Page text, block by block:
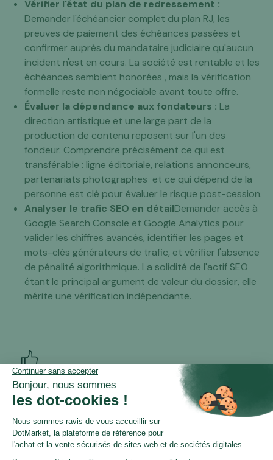
Vérifier l'état du plan de redressement :
Demander l'échéancier complet du plan RJ, les
preuves de paiement des échéances passées et
confirmer auprès du mandataire judiciaire qu'aucun
incident n'est en cours. La société est rentable et les
échéances semblent honorées , mais la vérification
formelle reste non négociable avant toute offre.
Évaluer la dépendance aux fondateurs : La
direction artistique et une large part de la
production de contenu reposent sur l'un des
fondeur. Comprendre précisément ce qui est
transférable : ligne éditoriale, relations annonceurs,
partenariats photographes et ce qui dépend de la
personne est clé pour évaluer le risque post-cession.
Analyser le trafic SEO en détailDemander accès à
Google Search Console et Google Analytics pour
valider les chiffres avancés, identifier les pages et
mots-clés générateurs de trafic, et vérifier l'absence
de pénalité algorithmique. La solidité de l'actif SEO
étant le principal argument de valeur du dossier, elle
mérite une vérification indépendante.
Points forts
Autorité de domaine intéressante :
ALBE Éditions
bénéficie d'un niveau d'autorité de domaine (30 AS
sur Semrush) parmi les plus élevés du secteur